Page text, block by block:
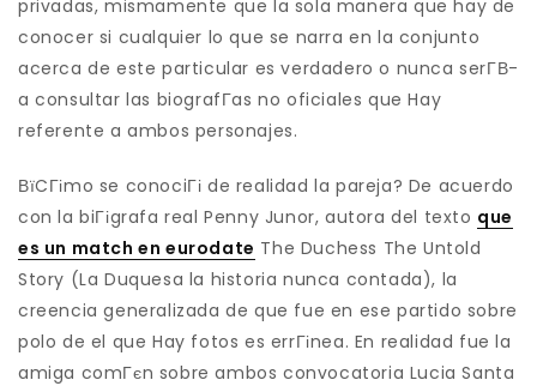
privadas, mismamente que la sola manera que hay de
conocer si cualquier lo que se narra en la conjunto
acerca de este particular es verdadero o nunca serГ­В­
a consultar las biografГ­as no oficiales que Hay
referente a ambos personajes.
ВїCГіmo se conociГі de realidad la pareja? De acuerdo
con la biГіgrafa real Penny Junor, autora del texto que
es un match en eurodate The Duchess The Untold
Story (La Duquesa la historia nunca contada), la
creencia generalizada de que fue en ese partido sobre
polo de el que Hay fotos es errГіnea. En realidad fue la
amiga comГєn sobre ambos convocatoria Lucia Santa